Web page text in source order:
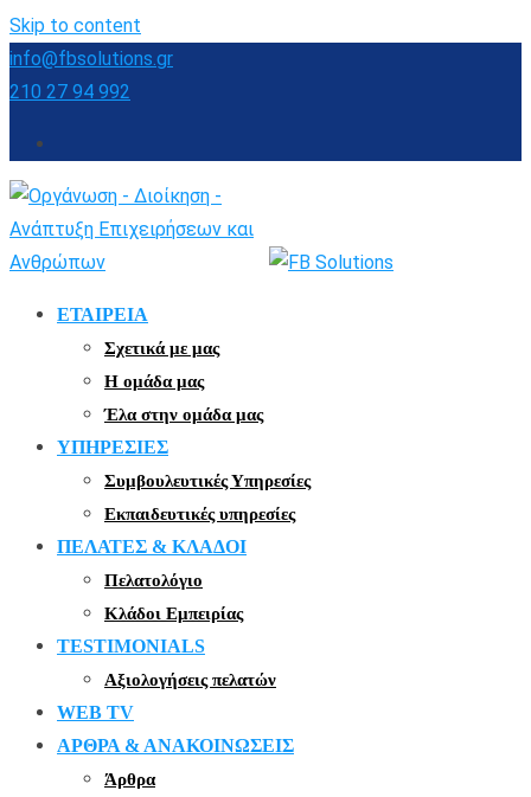
Skip to content
info@fbsolutions.gr
210 27 94 992
ΕΤΑΙΡΕΙΑ
Σχετικά με μας
Η ομάδα μας
Έλα στην ομάδα μας
ΥΠΗΡΕΣΙΕΣ
Συμβουλευτικές Υπηρεσίες
Εκπαιδευτικές υπηρεσίες
ΠΕΛΑΤΕΣ & ΚΛΑΔΟΙ
Πελατολόγιο
Κλάδοι Εμπειρίας
TESTIMONIALS
Αξιολογήσεις πελατών
WEB TV
ΑΡΘΡΑ & ΑΝΑΚΟΙΝΩΣΕΙΣ
Άρθρα